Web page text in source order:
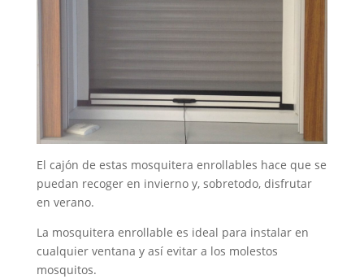
El cajón de estas mosquitera enrollables hace que se
puedan recoger en invierno y, sobretodo, disfrutar
en verano.
La mosquitera enrollable es ideal para instalar en
cualquier ventana y así evitar a los molestos
mosquitos.